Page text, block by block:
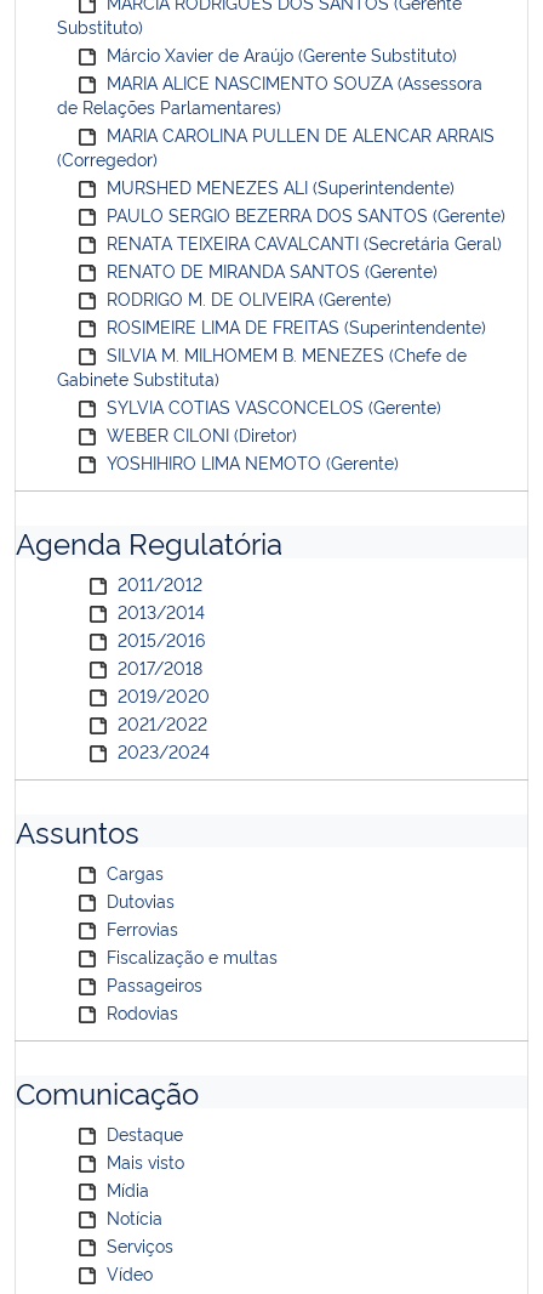
Substituto)
Márcio Xavier de Araújo (Gerente Substituto)
MARIA ALICE NASCIMENTO SOUZA (Assessora
de Relações Parlamentares)
MARIA CAROLINA PULLEN DE ALENCAR ARRAIS
(Corregedor)
MURSHED MENEZES ALI (Superintendente)
PAULO SERGIO BEZERRA DOS SANTOS (Gerente)
RENATA TEIXEIRA CAVALCANTI (Secretária Geral)
RENATO DE MIRANDA SANTOS (Gerente)
RODRIGO M. DE OLIVEIRA (Gerente)
ROSIMEIRE LIMA DE FREITAS (Superintendente)
SILVIA M. MILHOMEM B. MENEZES (Chefe de
Gabinete Substituta)
SYLVIA COTIAS VASCONCELOS (Gerente)
WEBER CILONI (Diretor)
YOSHIHIRO LIMA NEMOTO (Gerente)
Agenda Regulatória
2011/2012
2013/2014
2015/2016
2017/2018
2019/2020
2021/2022
2023/2024
Assuntos
Cargas
Dutovias
Ferrovias
Fiscalização e multas
Passageiros
Rodovias
Comunicação
Destaque
Mais visto
Mídia
Notícia
Serviços
Vídeo